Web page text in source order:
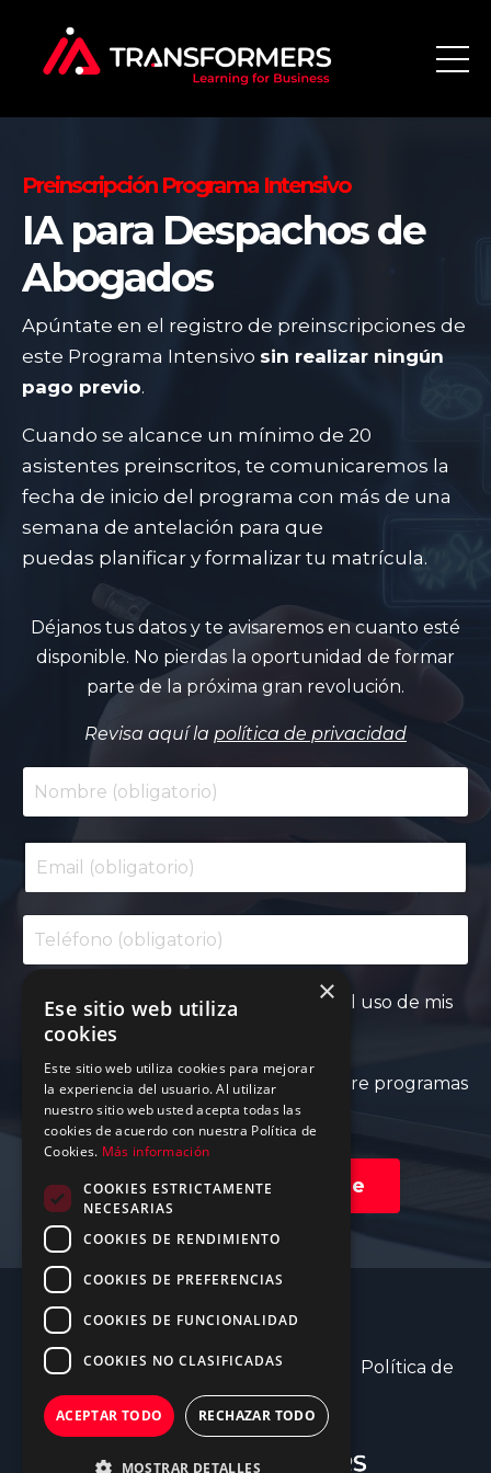
Preinscripción Programa Intensivo
IA para Despachos de
Abogados
Apúntate en el registro de preinscripciones de
este Programa Intensivo sin realizar ningún
pago previo.
Cuando se alcance un mínimo de 20
asistentes preinscritos, te comunicaremos la
fecha de inicio del programa con más de una
semana de antelación para que
puedas planificar y formalizar tu matrícula.
Déjanos tus datos y te avisaremos en cuanto esté
disponible. No pierdas la oportunidad de formar
parte de la próxima gran revolución.
Revisa aquí la política de privacidad
Acepto la política de privacidad y el uso de mis
datos según el RGPD
Acepto recibir comunicaciones sobre programas
relacionados
Quiero preinscribirme
© 2026 Copyright
Aviso Legal Política de cookies
Política de
privacidad
×
Ese sitio web utiliza
cookies
Este sitio web utiliza cookies para mejorar
la experiencia del usuario. Al utilizar
nuestro sitio web usted acepta todas las
cookies de acuerdo con nuestra Política de
Cookies. Más información
COOKIES ESTRICTAMENTE
NECESARIAS
COOKIES DE RENDIMIENTO
COOKIES DE PREFERENCIAS
COOKIES DE FUNCIONALIDAD
COOKIES NO CLASIFICADAS
ACEPTAR TODO RECHAZAR TODO
MOSTRAR DETALLES